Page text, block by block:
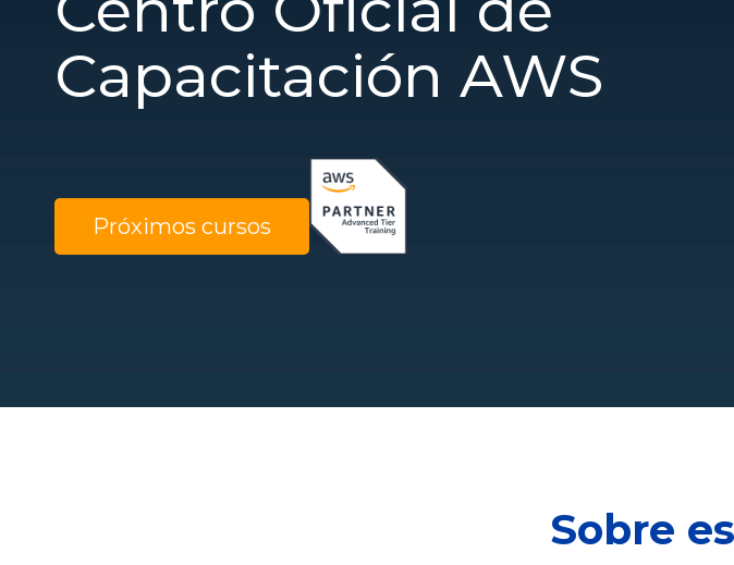
Capacitación AWS
Próximos cursos
Sobre